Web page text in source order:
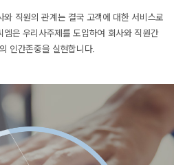
직원의 관계는 결국 고객에 대한 서비스로
엠은 우리사주제를 도입하여 회사와 직원간
인간존중을 실현합니다.